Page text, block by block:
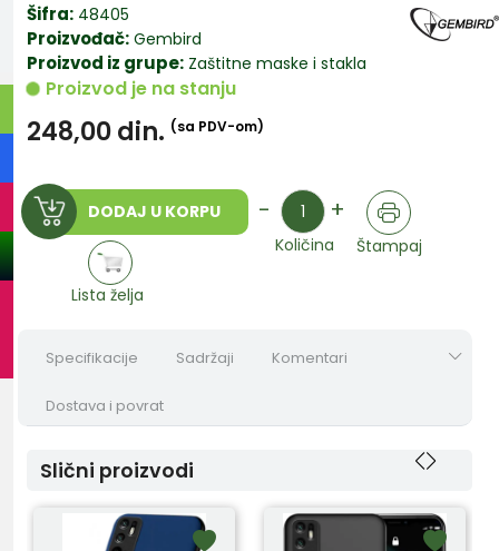
Šifra: 48405
Proizvođač: Gembird
Proizvod iz grupe: Zaštitne maske i stakla
Proizvod je na stanju
248,00din. (sa PDV-om)
DODAJ U KORPU - Količina +
Količina Štampaj
Lista želja
Specifikacije Sadržaji Komentari
Dostava i povrat
Slični proizvodi